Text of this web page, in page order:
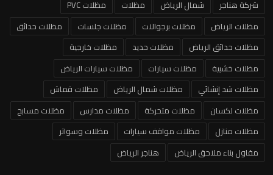
شركة هناجر
شمال الرياض مظلات
مظلات PVC
مظلات الرياض
مظلات برجوالات مظلات جلسات
مظلات حدائق
مظلات حدائق الرياض
مظلات حديد
مظلات خارجية
مظلات خشبية
مظلات سيارات
مظلات سيارات الرياض
مظلات شد إنشائي
مظلات شمال الرياض
مظلات قماش
مظلات لكسان
مظلات متحركة مظلات مدارس
مظلات مسابح
مظلات منازل
مظلات مواقف سيارات
مظلات وسواتر
مقاول بناء ملاحق الرياض
هناجر الرياض